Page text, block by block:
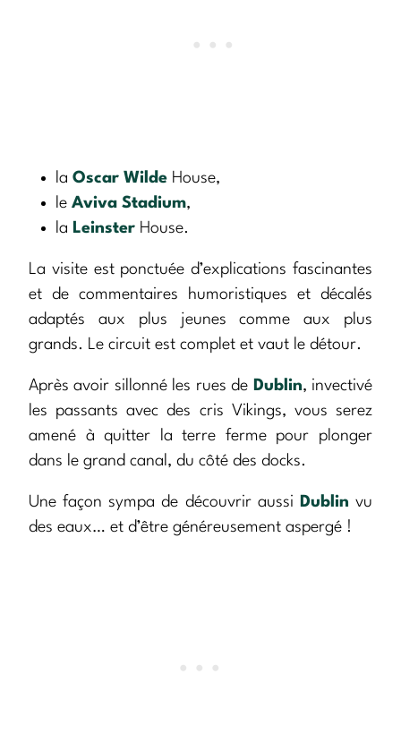
la Oscar Wilde House,
le Aviva Stadium,
la Leinster House.
La visite est ponctuée d’explications fascinantes
et de commentaires humoristiques et décalés
adaptés aux plus jeunes comme aux plus
grands. Le circuit est complet et vaut le détour.
Après avoir sillonné les rues de Dublin, invectivé
les passants avec des cris Vikings, vous serez
amené à quitter la terre ferme pour plonger
dans le grand canal, du côté des docks.
Une façon sympa de découvrir aussi Dublin vu
des eaux… et d’être généreusement aspergé !